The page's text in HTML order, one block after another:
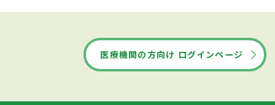
医療機関の方向け ログインページ